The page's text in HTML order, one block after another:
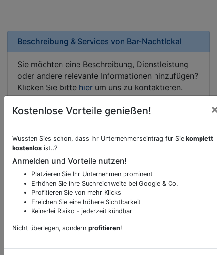
Beschreibung & Services von Bar-Nachtlokal
Sie möchten eine Beschreibung, Dienstleistung
oder andere relevante Informationen hinzufügen?
Klicken Sie bitte hier um uns zu kontaktieren.
Sonderangebote odere besondere Services, die
Ihren Wettbewerbern abheben.
KartenansichtNeugasse 101inGleisdorf
Karte werden von
Kostenlose Vorteile genießen!
Wussten Sies schon, dass Ihr Unternehmenseintrag für Sie komplett
kostenlos ist..?
Anmelden und Vorteile nutzen!
Platzieren Sie Ihr Unternehmen prominent
Erhöhen Sie ihre Suchreichweite bei Google & Co.
Profitieren Sie von mehr Klicks
Ereichen Sie eine höhere Sichtbarkeit
Keinerlei Risiko - jederzeit kündbar
Nicht überlegen, sondern profitieren!